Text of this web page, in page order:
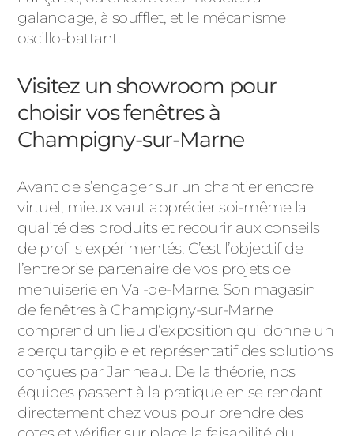
galandage, à soufflet, et le mécanisme
oscillo-battant.
Visitez un showroom pour
choisir vos fenêtres à
Champigny-sur-Marne
Avant de s’engager sur un chantier encore
virtuel, mieux vaut apprécier soi-même la
qualité des produits et recourir aux conseils
de profils expérimentés. C’est l’objectif de
l’entreprise partenaire de vos projets de
menuiserie en Val-de-Marne. Son magasin
de fenêtres à Champigny-sur-Marne
comprend un lieu d’exposition qui donne un
aperçu tangible et représentatif des solutions
conçues par Janneau. De la théorie, nos
équipes passent à la pratique en se rendant
directement chez vous pour prendre des